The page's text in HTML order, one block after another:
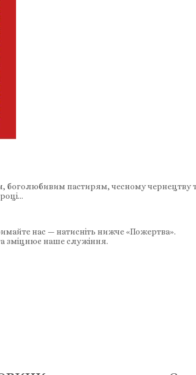
боголюбивим пастирям, чесному чернецтву
нас — натисніть нижче «Пожертва».
зміцнює наше служіння.